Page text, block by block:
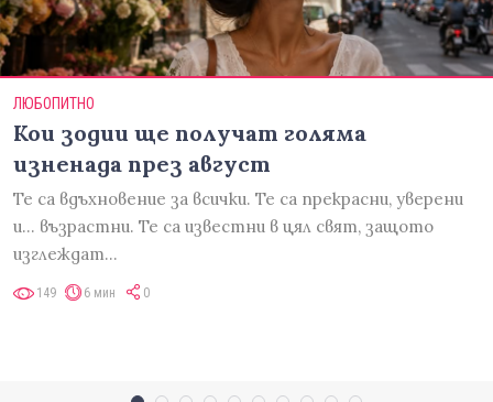
ЛЮБОПИТНО
Кои зодии ще получат голяма
изненада през август
Те са вдъхновение за всички. Те са прекрасни, уверени
и... възрастни. Те са известни в цял свят, защото
изглеждат…
149 6 мин 0